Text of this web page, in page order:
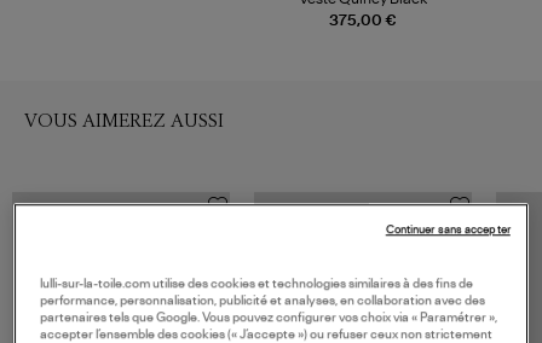
375,00 €
VOUS AIMEREZ AUSSI
lulli-sur-la-toile.com utilise des cookies et technologies similaires à des fins de
performance, personnalisation, publicité et analyses, en collaboration avec des
partenaires tels que Google. Vous pouvez configurer vos choix via « Paramétrer »,
accepter l’ensemble des cookies (« J’accepte ») ou refuser ceux non strictement
Continuer sans accepter